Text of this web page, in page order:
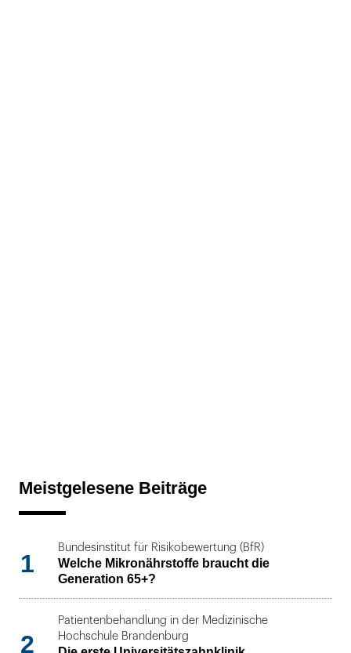
Meistgelesene Beiträge
1
Bundesinstitut für Risikobewertung (BfR)
Welche Mikronährstoffe braucht die
Generation 65+?
2
Patientenbehandlung in der Medizinische
Hochschule Brandenburg